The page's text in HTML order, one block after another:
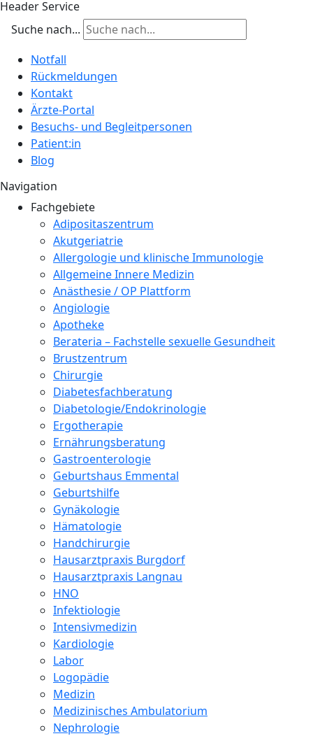
Header Service
Suche nach...
Notfall
Rückmeldungen
Kontakt
Ärzte-Portal
Besuchs- und Begleitpersonen
Patient:in
Blog
Navigation
Fachgebiete
Adipositaszentrum
Akutgeriatrie
Allergologie und klinische Immunologie
Allgemeine Innere Medizin
Anästhesie / OP Plattform
Angiologie
Apotheke
Berateria – Fachstelle sexuelle Gesundheit
Brustzentrum
Chirurgie
Diabetesfachberatung
Diabetologie/Endokrinologie
Ergotherapie
Ernährungsberatung
Gastroenterologie
Geburtshaus Emmental
Geburtshilfe
Gynäkologie
Hämatologie
Handchirurgie
Hausarztpraxis Burgdorf
Hausarztpraxis Langnau
HNO
Infektiologie
Intensivmedizin
Kardiologie
Labor
Logopädie
Medizin
Medizinisches Ambulatorium
Nephrologie